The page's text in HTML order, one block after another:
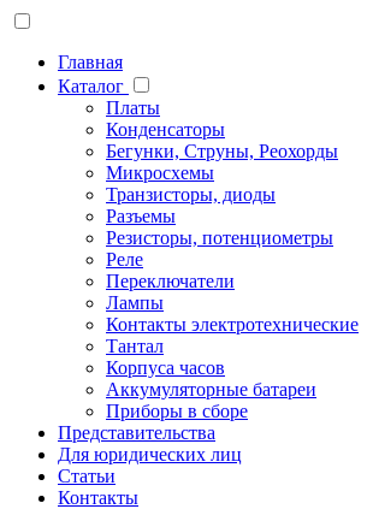
Главная
Каталог
Платы
Конденсаторы
Бегунки, Струны, Реохорды
Микросхемы
Транзисторы, диоды
Разъемы
Резисторы, потенциометры
Реле
Переключатели
Лампы
Контакты электротехнические
Тантал
Корпуса часов
Аккумуляторные батареи
Приборы в сборе
Представительства
Для юридических лиц
Статьи
Контакты